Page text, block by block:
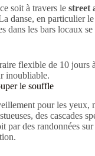
soit à travers le street
danse, en particulier le
dans les bars locaux
le souffle
pour les yeux,
des cascades
des randonnées